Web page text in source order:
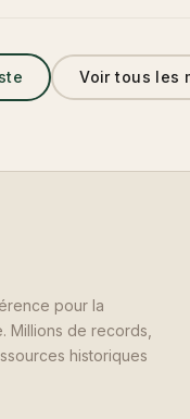
Voir tous les
pour la
Millions de records,
historiques